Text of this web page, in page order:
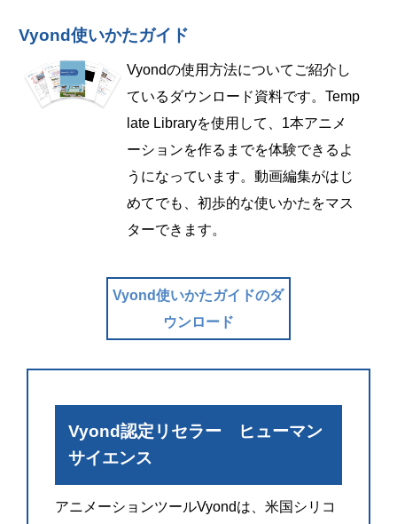
Vyond使いかたガイド
Vyondの使用方法についてご紹介し
ているダウンロード資料です。Temp
late Libraryを使用して、1本アニメ
ーションを作るまでを体験できるよ
うになっています。動画編集がはじ
めてでも、初歩的な使いかたをマス
ターできます。
Vyond使いかたガイドのダ
ウンロード
Vyond認定リセラー ヒューマン
サイエンス
アニメーションツールVyondは、米国シリコ